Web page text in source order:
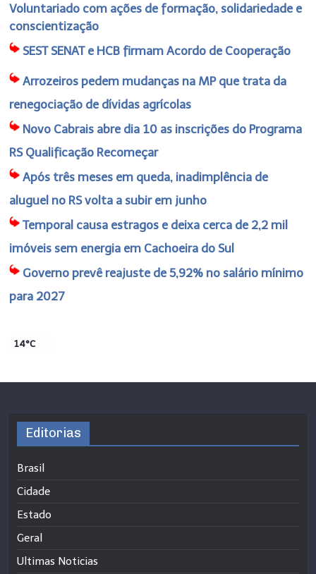
Voluntariado com ações de formação, solidariedade e
conscientização
SEST SENAT e HCB firmam Acordo de Cooperação
Arrozeiros pedem mudanças na MP que trata da
renegociação de dívidas agrícolas
Novo Cabrais abre dia 10 as inscrições do Programa
RS Qualificação Recomeçar
Após três meses em queda, inadimplência de
aluguel no RS volta a subir em junho
Temporal causa estragos e deixa cerca de 2,2 mil
imóveis sem energia em Cachoeira do Sul
Governo prevê reajuste de 5,92% no salário mínimo
para 2027
14°C
Editorias
Brasil
Cidade
Estado
Geral
Ultimas Noticias